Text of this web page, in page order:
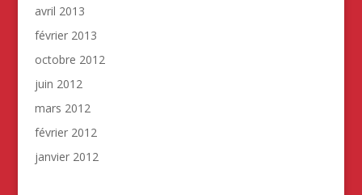
avril 2013
février 2013
octobre 2012
juin 2012
mars 2012
février 2012
janvier 2012